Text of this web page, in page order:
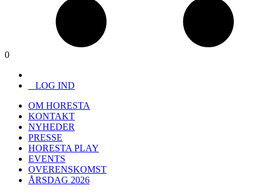
0
LOG IND
OM HORESTA
KONTAKT
NYHEDER
PRESSE
HORESTA PLAY
EVENTS
OVERENSKOMST
ÅRSDAG 2026